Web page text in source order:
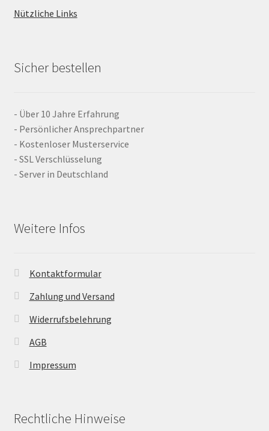
Nützliche Links
Sicher bestellen
- Über 10 Jahre Erfahrung
- Persönlicher Ansprechpartner
- Kostenloser Musterservice
- SSL Verschlüsselung
- Server in Deutschland
Weitere Infos
Kontaktformular
Zahlung und Versand
Widerrufsbelehrung
AGB
Impressum
Rechtliche Hinweise